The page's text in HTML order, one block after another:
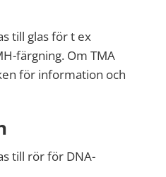
till glas för t ex
färgning. Om TMA
för information och
till rör för DNA-